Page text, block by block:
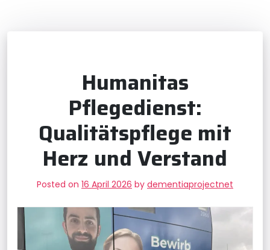
Humanitas
Pflegedienst:
Qualitätspflege mit
Herz und Verstand
Posted on 16 April 2026 by dementiaprojectnet